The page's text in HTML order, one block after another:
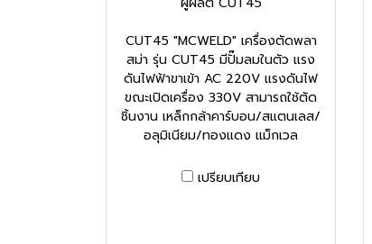
CUT45 "MCWELD" เครื่องตัดพลา
สม่า รุ่น CUT45 มีปั๊มลมในตัว แรง
ดันไฟฟ้าขาเข้า AC 220V แรงดันไฟ
ขณะเปิดเครื่อง 330V สามารถใช้ตัด
ชิ้นงาน เหล็กกล้าคาร์บอน/สแตนเลส/
อลุมิเนียม/ทองแดง แม็กเวล
เปรียบเทียบ